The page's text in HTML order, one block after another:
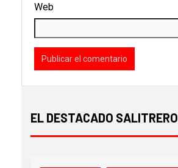
Web
EL DESTACADO SALITRERO